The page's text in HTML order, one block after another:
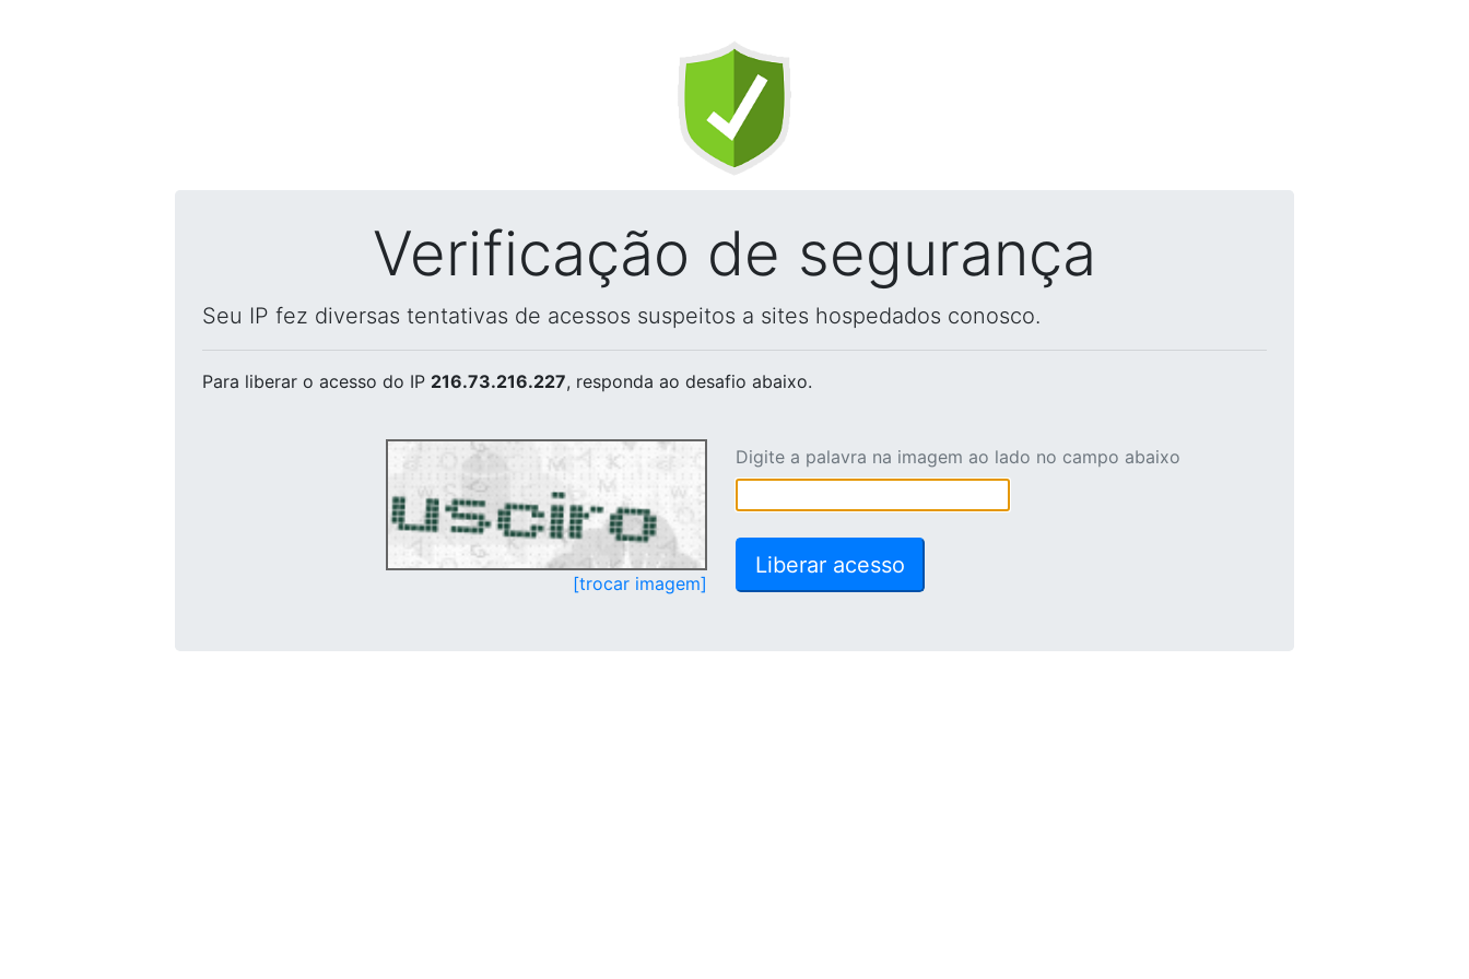
Verificação de segurança
Seu IP fez diversas tentativas de acessos suspeitos a sites hospedados conosco.
Para liberar o acesso do IP 216.73.216.227, responda ao desafio abaixo.
[trocar imagem]
Digite a palavra na imagem ao lado no campo abaixo